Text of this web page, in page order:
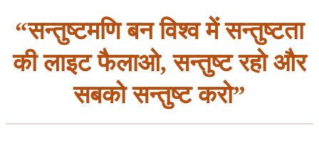
“सन्तुष्टमणि बन विश्व में सन्तुष्टता
की लाइट फैलाओ, सन्तुष्ट रहो और
सबको सन्तुष्ट करो”